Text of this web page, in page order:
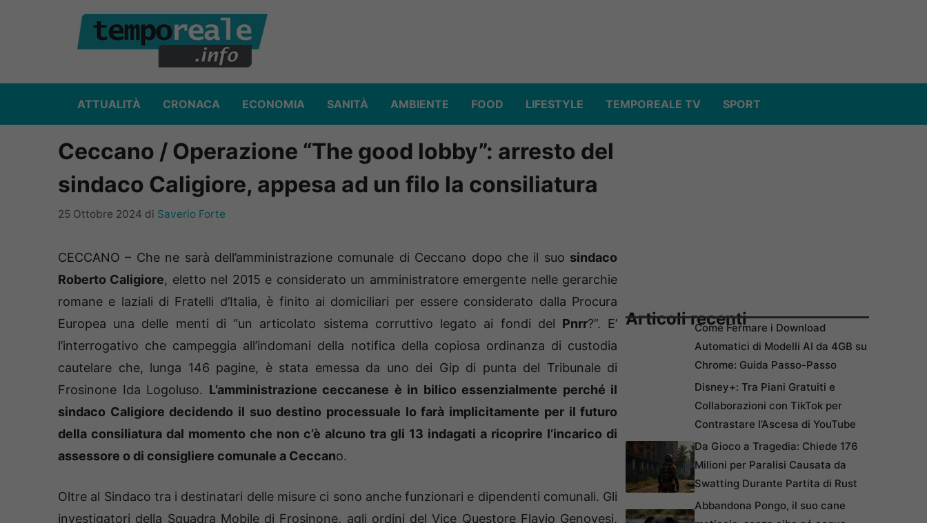
ATTUALITÀ CRONACA ECONOMIA SANITÀ AMBIENTE FOOD LIFESTYLE TEMPOREALE TV SPORT
Ceccano / Operazione “The good lobby”: arresto del
sindaco Caligiore, appesa ad un filo la consiliatura
25 Ottobre 2024 di Saverio Forte
CECCANO – Che ne sarà dell’amministrazione comunale di Ceccano dopo che il suo sindaco
Roberto Caligiore, eletto nel 2015 e considerato un amministratore emergente nelle gerarchie
romane e laziali di Fratelli d’Italia, è finito ai domiciliari per essere considerato dalla Procura
Europea una delle menti di “un articolato sistema corruttivo legato ai fondi del Pnrr?”. E’
l’interrogativo che campeggia all’indomani della notifica della copiosa ordinanza di custodia
cautelare che, lunga 146 pagine, è stata emessa da uno dei Gip di punta del Tribunale di
Frosinone Ida Logoluso. L’amministrazione ceccanese è in bilico essenzialmente perché il
sindaco Caligiore decidendo il suo destino processuale lo farà implicitamente per il futuro
della consiliatura dal momento che non c’è alcuno tra gli 13 indagati a ricoprire l’incarico di
assessore o di consigliere comunale a Ceccano.
Oltre al Sindaco tra i destinatari delle misure ci sono anche funzionari e dipendenti comunali. Gli
investigatori della Squadra Mobile di Frosinone, agli ordini del Vice Questore Flavio Genovesi,
Articoli recentiCome Fermare i Download
Automatici di Modelli AI da 4GB su
Chrome: Guida Passo-Passo
Disney+: Tra Piani Gratuiti e
Collaborazioni con TikTok per
Contrastare l’Ascesa di YouTube
Da Gioco a Tragedia: Chiede 176
Milioni per Paralisi Causata da
Swatting Durante Partita di Rust
Abbandona Pongo, il suo cane